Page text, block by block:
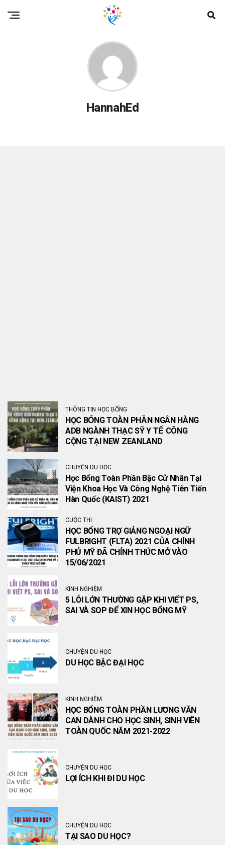
HannahEd
THÔNG TIN HỌC BỔNG
HỌC BỔNG TOÀN PHẦN NGÂN HÀNG
ADB NGÀNH THẠC SỸ Y TẾ CÔNG
CỘNG TẠI NEW ZEANLAND
CHUYỆN DU HỌC
Học Bổng Toàn Phần Bậc Cử Nhân Tại
Viện Khoa Học Và Công Nghệ Tiên Tiến
Hàn Quốc (KAIST) 2021
CUỘC THI
HỌC BỔNG TRỢ GIẢNG NGOẠI NGỮ
FULBRIGHT (FLTA) 2021 CỦA CHÍNH
PHỦ MỸ ĐÃ CHÍNH THỨC MỞ VÀO
15/06/2021
KINH NGHIỆM
5 LỖI LỚN THƯỜNG GẶP KHI VIẾT PS,
SAI VÀ SOP ĐỂ XIN HỌC BỔNG MỸ
CHUYỆN DU HỌC
DU HỌC BẬC ĐẠI HỌC
KINH NGHIỆM
HỌC BỔNG TOÀN PHẦN LƯƠNG VĂN
CAN DÀNH CHO HỌC SINH, SINH VIÊN
TOÀN QUỐC NĂM 2021-2022
CHUYỆN DU HỌC
LỢI ÍCH KHI ĐI DU HỌC
CHUYỆN DU HỌC
TẠI SAO DU HỌC?